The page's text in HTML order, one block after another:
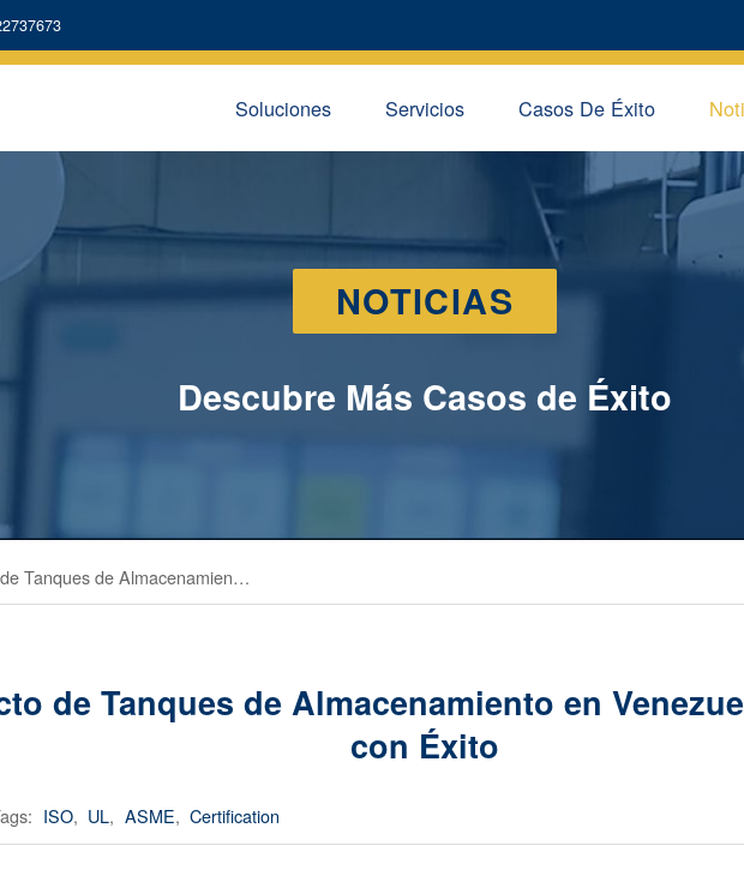
Soluciones Servicios Casos De Éxito
NOTICIAS
Descubre Más Casos de Éxito
Proyecto de Tanques de Almacenamiento en Venezuela Entregado con Éxito
de Tanques de Almacenamiento en
con Éxito
ISO, UL, ASME, Certification